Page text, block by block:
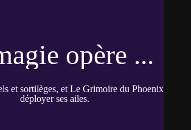
opère ...
et sortilèges, et Le Grimoire du Phoenix pourra
déployer ses ailes.